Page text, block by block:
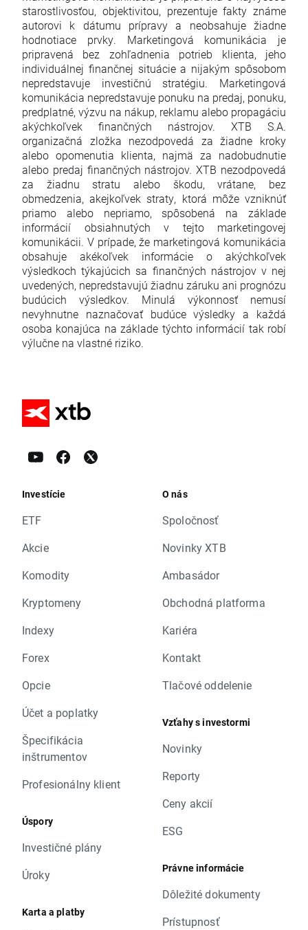
starostlivosťou, objektivitou, prezentuje fakty známe
autorovi k dátumu prípravy a neobsahuje žiadne
hodnotiace prvky. Marketingová komunikácia je
pripravená bez zohľadnenia potrieb klienta, jeho
individuálnej finančnej situácie a nijakým spôsobom
nepredstavuje investičnú stratégiu. Marketingová
komunikácia nepredstavuje ponuku na predaj, ponuku,
predplatné, výzvu na nákup, reklamu alebo propagáciu
akýchkoľvek finančných nástrojov. XTB S.A.
organizačná zložka nezodpovedá za žiadne kroky
alebo opomenutia klienta, najmä za nadobudnutie
alebo predaj finančných nástrojov. XTB nezodpovedá
za žiadnu stratu alebo škodu, vrátane, bez
obmedzenia, akejkoľvek straty, ktorá môže vzniknúť
priamo alebo nepriamo, spôsobená na základe
informácií obsiahnutých v tejto marketingovej
komunikácii. V prípade, že marketingová komunikácia
obsahuje akékoľvek informácie o akýchkoľvek
výsledkoch týkajúcich sa finančných nástrojov v nej
uvedených, nepredstavujú žiadnu záruku ani prognózu
budúcich výsledkov. Minulá výkonnosť nemusí
nevyhnutne naznačovať budúce výsledky a každá
osoba konajúca na základe týchto informácií tak robí
výlučne na vlastné riziko.
Investície
ETF
Akcie
Komodity
Kryptomeny
Indexy
Forex
Opcie
Účet a poplatky
Špecifikácia
inštrumentov
Profesionálny klient
Úspory
Investičné plány
Úroky
Karta a platby
O nás
Spoločnosť
Novinky XTB
Ambasádor
Obchodná platforma
Kariéra
Kontakt
Tlačové oddelenie
Vzťahy s investormi
Novinky
Reporty
Ceny akcií
ESG
Právne informácie
Dôležité dokumenty
Prístupnosť